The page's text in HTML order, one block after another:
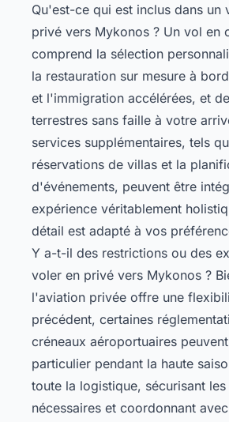
Qu'est-ce qui est inclus dans un
privé vers Mykonos ? Un vol en
comprend la sélection
la restauration sur mesure à
et l'immigration accélérées, et
terrestres sans faille à votre
services supplémentaires, tels
réservations de villas et la
d'événements, peuvent être
expérience véritablement
détail est adapté à vos
Y a-t-il des restrictions ou des
voler en privé vers Mykonos ?
l'aviation privée offre une
précédent, certaines
créneaux aéroportuaires
particulier pendant la haute
toute la logistique, sécurisant
nécessaires et coordonnant